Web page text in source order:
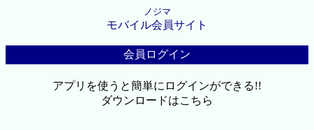
ノジマ
モバイル会員サイト
会員ログイン
アプリを使うと簡単にログインができる!!
ダウンロードはこちら